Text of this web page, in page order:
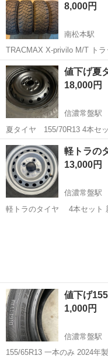
8,000円
南松本駅
TRACMAX X-privilo M/T ト
285/75R16 LT 121/118Q 2022年製造 4本 エア漏れありません。 溝の間
に細かいヒ
長野 松本市 南松本駅
18,000円
信濃常盤駅
夏タイヤ 155/70R13 4本セット ホイールキャップ付き 高齢者が使
用していたので2023年製の
した。まだまだ使えると思
内保管し...
長野 大町市 信濃常盤
軽トラの
13,000円
信濃常盤駅
軽トラのタイヤ 4本セット
値下げ
1,000円
信濃常盤駅
155/65R13 一本のみ 2024年製のタイヤ ワンシーズンしか使わなかっ